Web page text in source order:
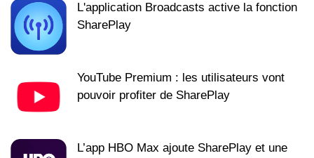
L'application Broadcasts active la fonction
SharePlay
YouTube Premium : les utilisateurs vont
pouvoir profiter de SharePlay
L’app HBO Max ajoute SharePlay et une